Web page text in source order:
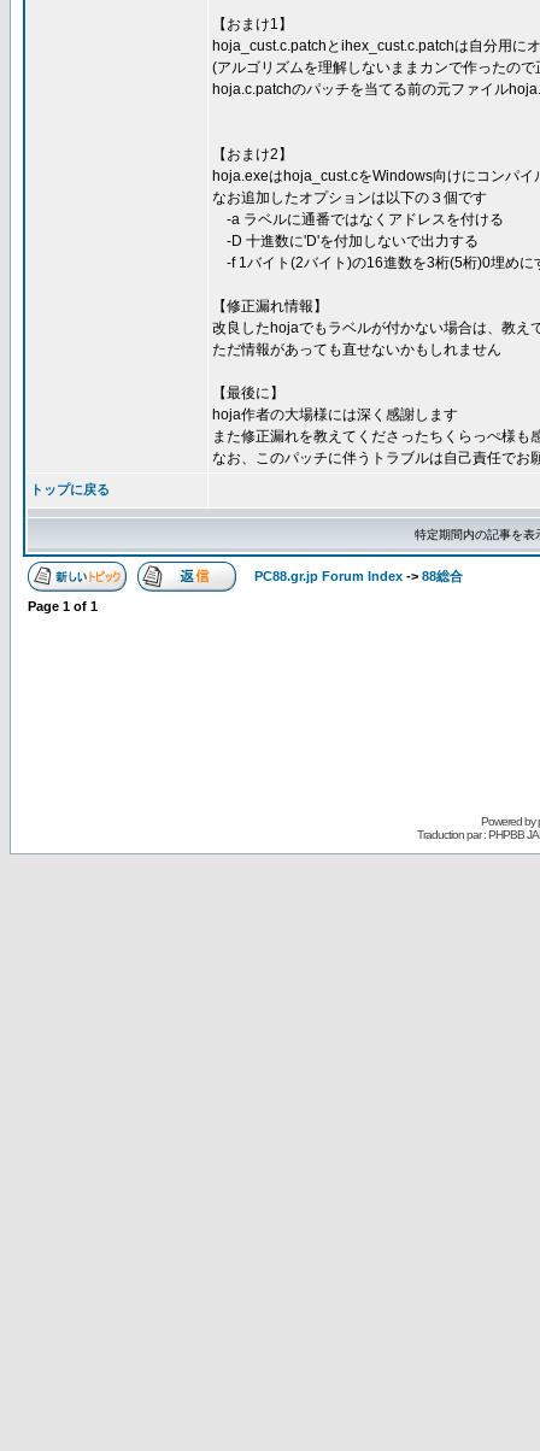
【おまけ1】
hoja_cust.c.patchとihex_cust.c.patchは自分用に
(アルゴリズムを理解しないままカンで作ったの
hoja.c.patchのパッチを当てる前の元ファイル
【おまけ2】
hoja.exeはhoja_cust.cをWindows向けにコンパイ
なお追加したオプションは以下の３個です
-a ラベルに通番ではなくアドレスを付ける
-D 十進数に'D'を付加しないで出力する
-f 1バイト(2バイト)の16進数を3桁(5桁)0埋めに
【修正漏れ情報】
改良したhojaでもラベルが付かない場合は、教え
ただ情報があっても直せないかもしれません
【最後に】
hoja作者の大場様には深く感謝します
また修正漏れを教えてくださったちくらっぺ様も
なお、このパッチに伴うトラブルは自己責任でお
トップに戻る
特定期間内の記事を
PC88.gr.jp Forum Index -> 88総合
Page 1 of 1
Powered by
Traduction par : PHPBB